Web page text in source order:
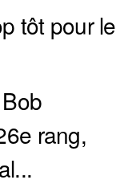
tôt pour le
rang,